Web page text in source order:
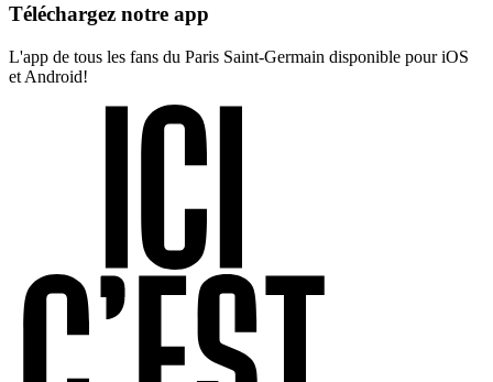
Téléchargez notre app
L'app de tous les fans du Paris Saint-Germain disponible pour iOS
et Android!